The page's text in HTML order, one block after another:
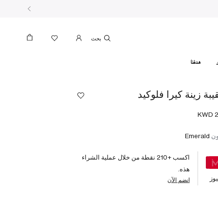
هدفنا
زينة كيرا فلوكيد
Emerald
اكسب +210 نقطة من خلال عملية الشراء
هذه.
انضم الآن